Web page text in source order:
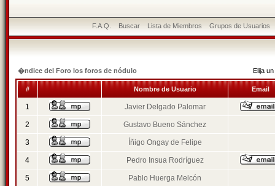
F.A.Q. Buscar Lista de Miembros Grupos de Usuarios
�ndice del Foro los foros de nódulo Elija
# Nombre de Usuario Email
1 Javier Delgado Palomar
2 Gustavo Bueno Sánchez
3 Íñigo Ongay de Felipe
4 Pedro Insua Rodríguez
5 Pablo Huerga Melcón